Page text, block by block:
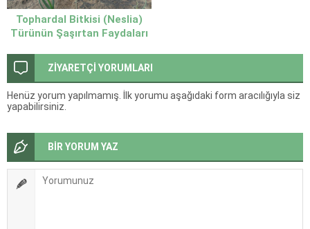
Tophardal Bitkisi (Neslia)
Türünün Şaşırtan Faydaları
ZİYARETÇİ YORUMLARI
Henüz yorum yapılmamış. İlk yorumu aşağıdaki form aracılığıyla siz
yapabilirsiniz.
BİR YORUM YAZ